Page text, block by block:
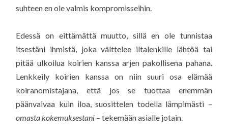
suhteen en ole valmis kompromisseihin.
Edessä on eittämättä muutto, sillä en ole tunnistaa
itsestäni ihmistä, joka välttelee iltalenkille lähtöä tai
pitää ulkoilua koirien kanssa arjen pakollisena pahana.
Lenkkeily koirien kanssa on niin suuri osa elämää
koiranomistajana, että jos se tuottaa enemmän
päänvaivaa kuin iloa, suosittelen todella lämpimästi –
omasta kokemuksestani –tekemään asialle jotain.